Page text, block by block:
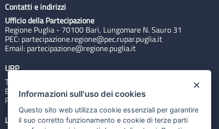
Contatti e indirizzi
Ufficio della Partecipazione
Regione Puglia - 70100 Bari, Lungomare N. Sauro 31
PEC: partecipazione.regione@pec.rupar.puglia.it
Email: partecipazione@regione.puglia.it
URP
Tel: 800713939
Email:quiregione@regione.puglia.it
Rubrica
Link utili
×
Informazioni sull'uso dei cookies
Questo sito web utilizza cookie essenziali per garantire
il suo corretto funzionamento e cookie di terze parti